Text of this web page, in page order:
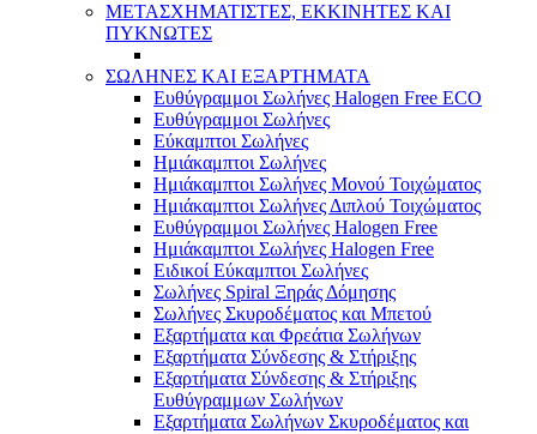
ΜΕΤΑΣΧΗΜΑΤΙΣΤΕΣ, ΕΚΚΙΝΗΤΕΣ ΚΑΙ
ΠΥΚΝΩΤΕΣ
ΣΩΛΗΝΕΣ ΚΑΙ ΕΞΑΡΤΗΜΑΤΑ
Ευθύγραμμοι Σωλήνες Halogen Free ECO
Ευθύγραμμοι Σωλήνες
Εύκαμπτοι Σωλήνες
Ημιάκαμπτοι Σωλήνες
Ημιάκαμπτοι Σωλήνες Μονού Τοιχώματος
Ημιάκαμπτοι Σωλήνες Διπλού Τοιχώματος
Ευθύγραμμοι Σωλήνες Halogen Free
Ημιάκαμπτοι Σωλήνες Halogen Free
Ειδικοί Εύκαμπτοι Σωλήνες
Σωλήνες Spiral Ξηράς Δόμησης
Σωλήνες Σκυροδέματος και Μπετού
Εξαρτήματα και Φρεάτια Σωλήνων
Εξαρτήματα Σύνδεσης & Στήριξης
Εξαρτήματα Σύνδεσης & Στήριξης
Ευθύγραμμων Σωλήνων
Εξαρτήματα Σωλήνων Σκυροδέματος και